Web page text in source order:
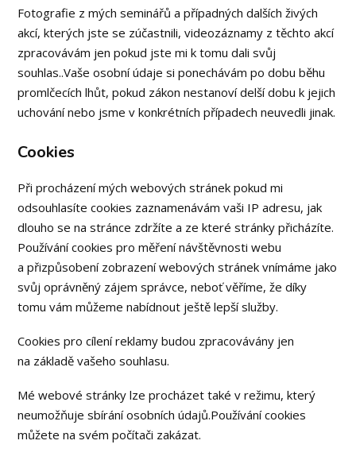
Fotografie z mých seminářů a případných dalších živých
akcí, kterých jste se zúčastnili, videozáznamy z těchto akcí
zpracovávám jen pokud jste mi k tomu dali svůj
souhlas..Vaše osobní údaje si ponechávám po dobu běhu
promlčecích lhůt, pokud zákon nestanoví delší dobu k jejich
uchování nebo jsme v konkrétních případech neuvedli jinak.
Cookies
Při procházení mých webových stránek pokud mi
odsouhlasíte cookies zaznamenávám vaši IP adresu, jak
dlouho se na stránce zdržíte a ze které stránky přicházíte.
Používání cookies pro měření návštěvnosti webu
a přizpůsobení zobrazení webových stránek vnímáme jako
svůj oprávněný zájem správce, neboť věříme, že díky
tomu vám můžeme nabídnout ještě lepší služby.
Cookies pro cílení reklamy budou zpracovávány jen
na základě vašeho souhlasu.
Mé webové stránky lze procházet také v režimu, který
neumožňuje sbírání osobních údajů.Používání cookies
můžete na svém počítači zakázat.